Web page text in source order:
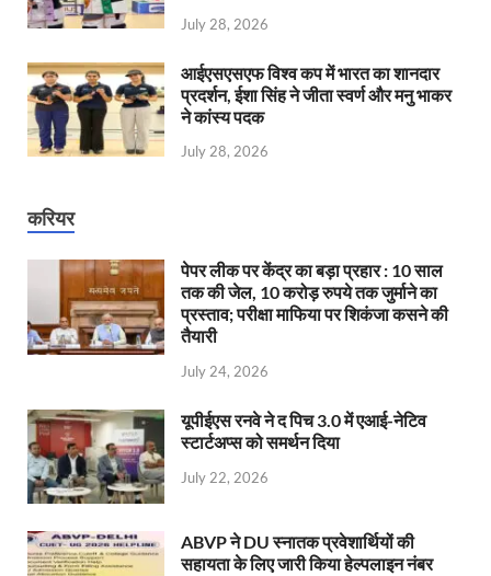
July 28, 2026
आईएसएसएफ विश्व कप में भारत का शानदार
प्रदर्शन, ईशा सिंह ने जीता स्वर्ण और मनु भाकर
ने कांस्य पदक
July 28, 2026
करियर
पेपर लीक पर केंद्र का बड़ा प्रहार : 10 साल
तक की जेल, 10 करोड़ रुपये तक जुर्माने का
प्रस्ताव; परीक्षा माफिया पर शिकंजा कसने की
तैयारी
July 24, 2026
यूपीईएस रनवे ने द पिच 3.0 में एआई-नेटिव
स्टार्टअप्स को समर्थन दिया
July 22, 2026
ABVP ने DU स्नातक प्रवेशार्थियों की
सहायता के लिए जारी किया हेल्पलाइन नंबर